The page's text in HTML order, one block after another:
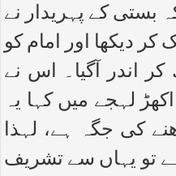
بستی کے پہریدار نے
کر دیکھا اور امام کو
اندر آگیا۔ اس نے
لہجے میں کہا یہ
کی جگہ ہے، لہذا
تو یہاں سے تشریف